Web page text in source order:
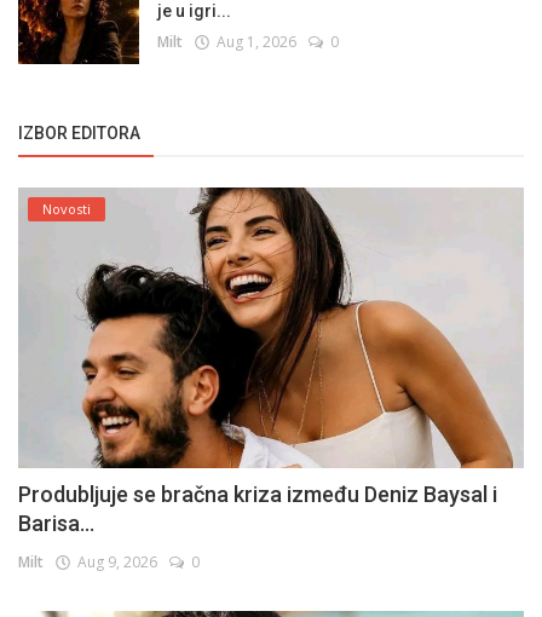
je u igri...
Milt Aug 1, 2026 0
IZBOR EDITORA
Novosti
Produbljuje se bračna kriza između Deniz Baysal i
Barisa...
Milt Aug 9, 2026 0